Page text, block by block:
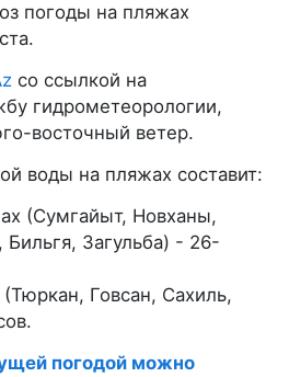
погоды на пляжах
со ссылкой на
гидрометеорологии,
восточный ветер.
воды на пляжах составит:
(Сумгайыт, Новханы,
Загульба) - 26-
Говсан, Сахиль,
погодой можно